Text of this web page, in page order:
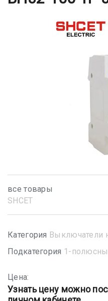
все товары
SHСET
Категория Выключатели
Подкатегория 1-
Цена:
Узнать цену можно